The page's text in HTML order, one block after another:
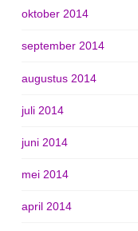
oktober 2014
september 2014
augustus 2014
juli 2014
juni 2014
mei 2014
april 2014